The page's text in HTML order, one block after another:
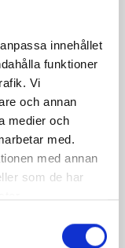
innehållet
funktioner
Vi
och annan
medier och
med.
med annan
som de har
2,7%
1000g